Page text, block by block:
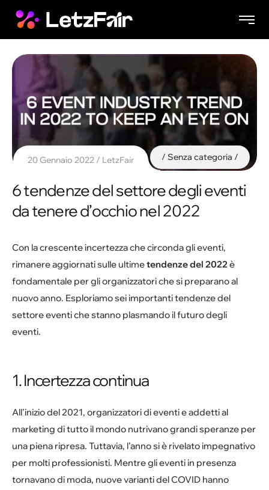
20 Gennaio 2022 LetzFair Senza categoria
6 tendenze del settore degli eventi
da tenere d’occhio nel 2022
Con la crescente incertezza che circonda gli eventi,
rimanere aggiornati sulle ultimetendenze del 2022è
fondamentale per gli organizzatori che si preparano al
nuovo anno. Esploriamo sei importanti tendenze del
settore eventi che stanno plasmando il futuro degli
eventi.
1. Incertezza continua
All’inizio del 2021, organizzatori di eventi e addetti al
marketing di tutto il mondo nutrivano grandi speranze per
una piena ripresa. Tuttavia, l’anno si è rivelato impegnativo
per molti professionisti. Mentre gli eventi in presenza
tornavano di moda, nuove varianti del COVID hanno